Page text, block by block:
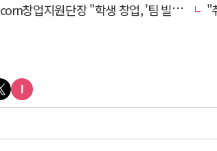
지원단장 "학생 창업, '팀 빌딩'이 제일 중요"
"